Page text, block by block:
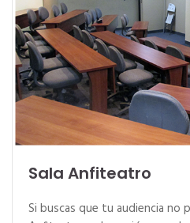
Sala Anfiteatro
Si buscas que tu audiencia no